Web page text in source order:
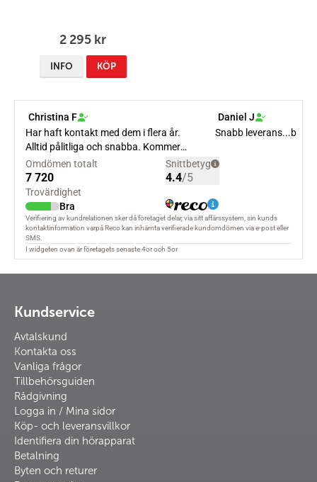
2 295 kr
INFO KÖP
Kundservice
Avtalskund
Kontakta oss
Vanliga frågor
Tillbehörsguiden
Rådgivning
Logga in / Mina sidor
Köp- och leveransvillkor
Identifiera din hörapparat
Betalning
Byten och returer